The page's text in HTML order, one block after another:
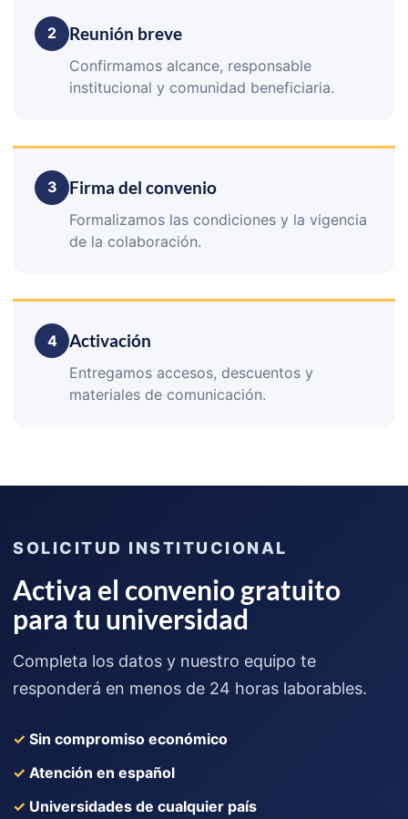
2 Reunión breve
Confirmamos alcance, responsable
institucional y comunidad beneficiaria.
3 Firma del convenio
Formalizamos las condiciones y la vigencia
de la colaboración.
4 Activación
Entregamos accesos, descuentos y
materiales de comunicación.
SOLICITUD INSTITUCIONAL
Activa el convenio gratuito
para tu universidad
Completa los datos y nuestro equipo te
responderá en menos de 24 horas laborables.
✓ Sin compromiso económico
✓ Atención en español
✓ Universidades de cualquier país